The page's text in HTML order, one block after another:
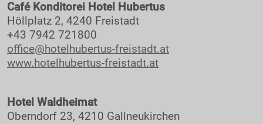
Café Konditorei Hotel Hubertus
Höllplatz 2, 4240 Freistadt
+43 7942 721800
office@hotelhubertus-freistadt.at
www.hotelhubertus-freistadt.at
Hotel Waldheimat
Oberndorf 23, 4210 Gallneukirchen